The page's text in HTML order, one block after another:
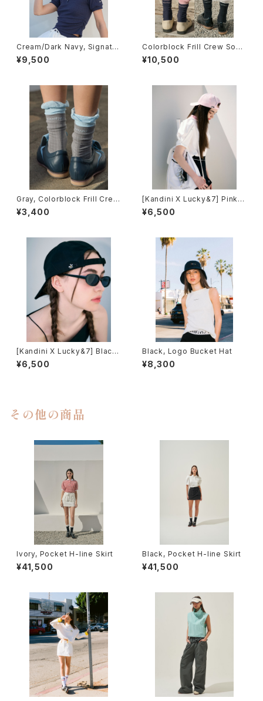
Cream/Dark Navy, Signatur
e Visor Hat (Colorblock)
¥9,500
Colorblock Frill Crew Sock
s (4pcs SET)
¥10,500
Gray, Colorblock Frill Crew
Socks
¥3,400
[Kandini X Lucky&7] Pink,
Ballcap
¥6,500
[Kandini X Lucky&7] Black,
Ballcap
¥6,500
Black, Logo Bucket Hat
¥8,300
その他の商品
Ivory, Pocket H-line Skirt
¥41,500
Black, Pocket H-line Skirt
¥41,500